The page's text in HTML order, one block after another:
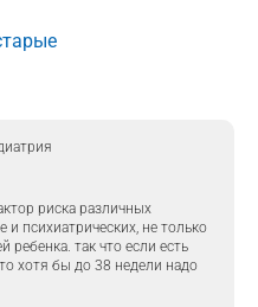
риска различных
и психиатрических, не только
ребенка. так что если есть
хотя бы до 38 недели надо